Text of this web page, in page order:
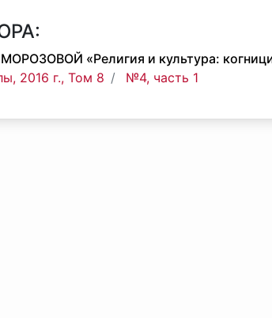
«Религия и культура:
2016 г., Том 8 №4, часть 1